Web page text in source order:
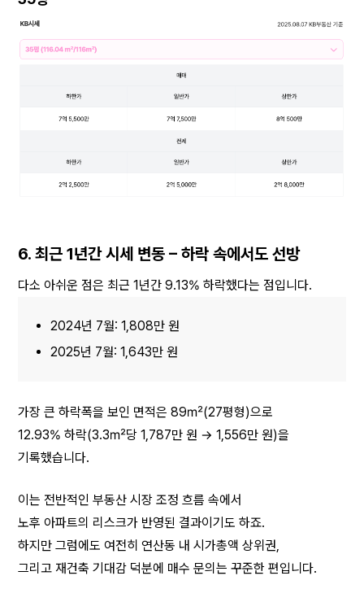
6. 최근 1년간 시세 변동 – 하락 속에서도 선방
다소 아쉬운 점은 최근 1년간 9.13% 하락했다는 점입니다.
2024년 7월: 1,808만 원
2025년 7월: 1,643만 원
가장 큰 하락폭을 보인 면적은 89㎡(27평형)으로
12.93% 하락(3.3㎡당 1,787만 원 → 1,556만 원)을
기록했습니다.
이는 전반적인 부동산 시장 조정 흐름 속에서
노후 아파트의 리스크가 반영된 결과이기도 하죠.
하지만 그럼에도 여전히 연산동 내 시가총액 상위권,
그리고 재건축 기대감 덕분에 매수 문의는 꾸준한 편입니다.